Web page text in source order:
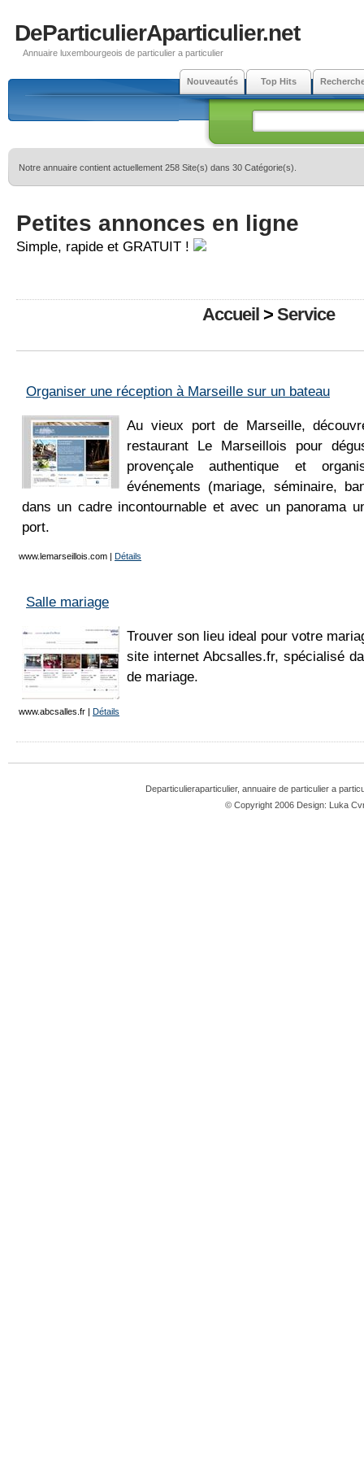
DeParticulierAparticulier.net
Annuaire luxembourgeois de particulier a particulier
Nouveautés Top Hits
Notre annuaire contient actuellement 258 Site(s) dans 30 Catégorie(s).
Petites annonces en ligne
Simple, rapide et GRATUIT !
Accueil> Service
Organiser une réception à Marseille sur un bateau
Au vieux port de Marseille,
restaurant Le Marseillois pour
provençale authentique et
événements (mariage, séminaire,
dans un cadre incontournable et avec un panorama
port.
www.lemarseillois.com | Détails
Salle mariage
Trouver son lieu ideal pour votre
site internet Abcsalles.fr, spécialisé
de mariage.
www.abcsalles.fr | Détails
Departiculieraparticulier, annuaire de particulier a
© Copyright 2006 Design: Luka